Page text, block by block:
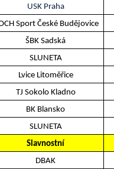
USK Praha
Sport České Budějovice
ŠBK Sadská
SLUNETA
Lvice Litoměřice
TJ Sokolo Kladno
BK Blansko
SLUNETA
Slavnostní
DBAK